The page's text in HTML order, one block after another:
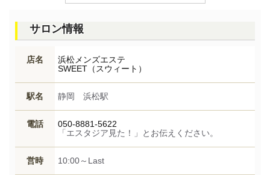
サロン情報
店名
浜松メンズエステ
SWEET（スウィート）
駅名 静岡 浜松駅
電話
050-8881-5622
「エスタジア見た！」とお伝えください。
営時 10:00～Last